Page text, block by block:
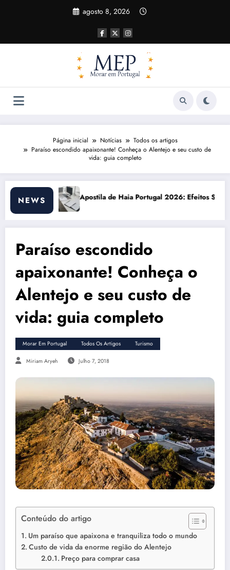
agosto 8, 2026
Página inicial Notícias
Todos os artigos
Paraíso escondido apaixonante! Conheça o Alentejo e seu custo de
vida: guia completo
NEWS
Haia Portugal 2026: Efeitos Surpreendentes e OportunidadesCusto de vida
Paraíso escondido
apaixonante! Conheça o
Alentejo e seu custo de
vida: guia completo
Morar Em Portugal Todos Os Artigos Turismo
Miriam Aryeh Julho 7, 2018
Conteúdo do artigo
Um paraíso que apaixona e tranquiliza todo o mundo
Custo de vida da enorme região do Alentejo
Preço para comprar casa